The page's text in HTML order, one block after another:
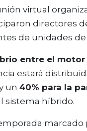
virtual
directores
de unidades
entre el
estará
un 40% para la
sistema híbrido.